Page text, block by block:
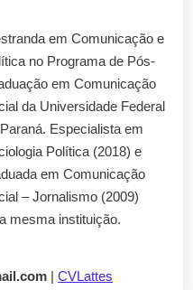
em Comunicação e
no Programa de Pós-
em Comunicação
da Universidade Federal
Especialista em
Política (2018) e
em Comunicação
– Jornalismo (2009)
mesma instituição.
| CVLattes